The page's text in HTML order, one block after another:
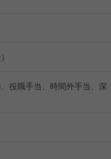
役職手当、時間外手当、深